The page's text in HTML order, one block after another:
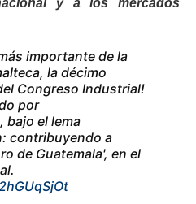
importante de la
la décimo
Congreso Industrial!
por
, bajo el lema
contribuyendo a
de Guatemala', en el